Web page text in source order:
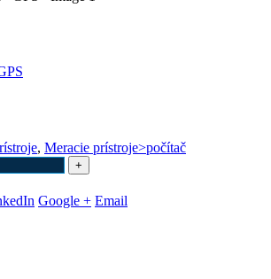
, Meracie prístroje>počítač
+
Google + Email